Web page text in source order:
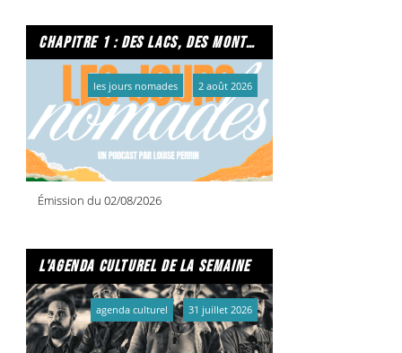
chapitre 1 : des lacs, des montagnes et due caffe per favore
Émission du 02/08/2026
les jours nomades 2 août 2026
l'agenda culturel de la semaine
agenda culturel 31 juillet 2026